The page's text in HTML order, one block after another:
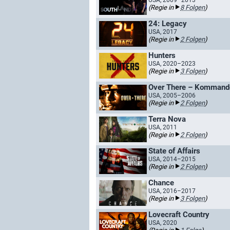
(Regie in 8 Folgen)
24: Legacy
USA, 2017
(Regie in 2 Folgen)
Hunters
USA, 2020–2023
(Regie in 3 Folgen)
Over There –
USA, 2005–2006
(Regie in 2 Folgen)
Terra Nova
USA, 2011
(Regie in 2 Folgen)
State of Affairs
USA, 2014–2015
(Regie in 2 Folgen)
Chance
USA, 2016–2017
(Regie in 3 Folgen)
Lovecraft Country
USA, 2020